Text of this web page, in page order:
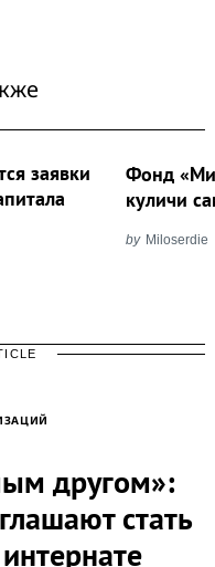
заявки
Фонд
куличи
by Miloserdie
другом»:
стать